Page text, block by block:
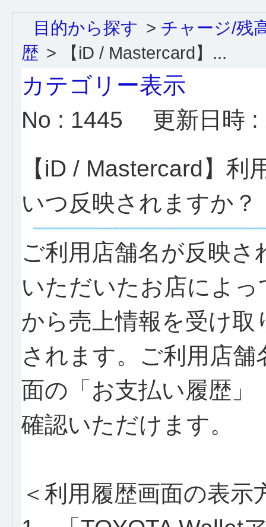
目的から探す > チャージ/残
歴 > 【iD / Mastercard】...
カテゴリー表示
No : 1445
更新日時
【iD / Mastercard】
いつ反映されますか？
ご利用店舗名が反映
いただいたお店によ
から売上情報を受け取
されます。ご利用店
面の「お支払い履歴」
確認いただけます。
＜利用履歴画面の表示